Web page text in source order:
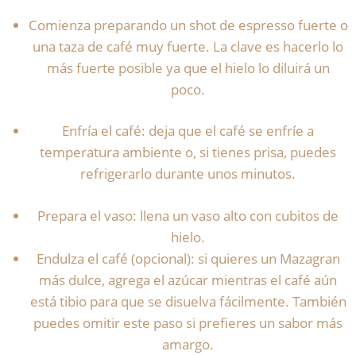
Comienza preparando un shot de espresso fuerte o
una taza de café muy fuerte. La clave es hacerlo lo
más fuerte posible ya que el hielo lo diluirá un
poco.
Enfría el café: deja que el café se enfríe a
temperatura ambiente o, si tienes prisa, puedes
refrigerarlo durante unos minutos.
Prepara el vaso: llena un vaso alto con cubitos de
hielo.
Endulza el café (opcional): si quieres un Mazagran
más dulce, agrega el azúcar mientras el café aún
está tibio para que se disuelva fácilmente. También
puedes omitir este paso si prefieres un sabor más
amargo.